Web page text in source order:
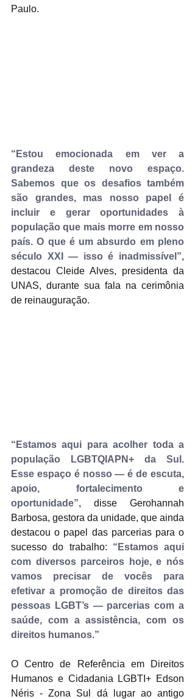
Paulo.
“Estou emocionada em ver a
grandeza deste novo espaço.
Sabemos que os desafios também
são grandes, mas nosso papel é
incluir e gerar oportunidades à
população que mais morre em nosso
país. O que é um absurdo em pleno
século XXI — isso é inadmissível”,
destacou Cleide Alves, presidenta da
UNAS, durante sua fala na cerimônia
de reinauguração.
“Estamos aqui para acolher toda a
população LGBTQIAPN+ da Sul.
Esse espaço é nosso — é de escuta,
apoio, fortalecimento e
oportunidade”, disse Gerohannah
Barbosa, gestora da unidade, que ainda
destacou o papel das parcerias para o
sucesso do trabalho: “Estamos aqui
com diversos parceiros hoje, e nós
vamos precisar de vocês para
efetivar a promoção de direitos das
pessoas LGBT’s — parcerias com a
saúde, com a assistência, com os
direitos humanos.”
O Centro de Referência em Direitos
Humanos e Cidadania LGBTI+ Edson
Néris - Zona Sul dá lugar ao antigo